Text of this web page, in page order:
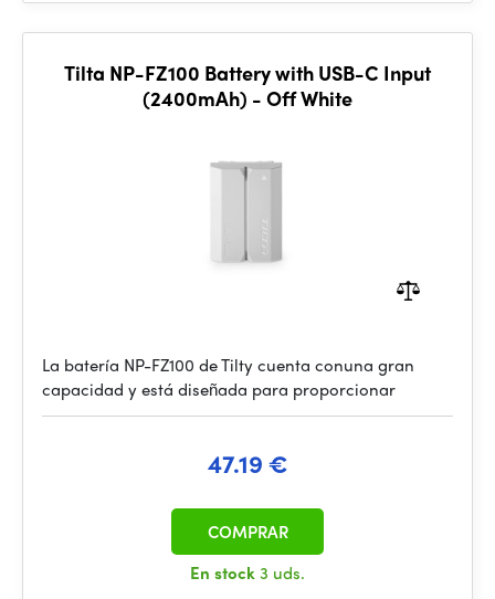
Tilta NP-FZ100 Battery with USB-C Input
(2400mAh) - Off White
La batería NP-FZ100 de Tilty cuenta conuna gran
capacidad y está diseñada para proporcionar
47.19 €
En stock3 uds.
COMPRAR